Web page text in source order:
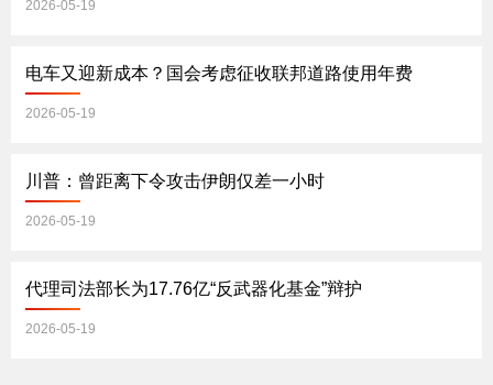
2026-05-19
电车又迎新成本？国会考虑征收联邦道路使用年费
2026-05-19
川普：曾距离下令攻击伊朗仅差一小时
2026-05-19
代理司法部长为17.76亿“反武器化基金”辩护
2026-05-19